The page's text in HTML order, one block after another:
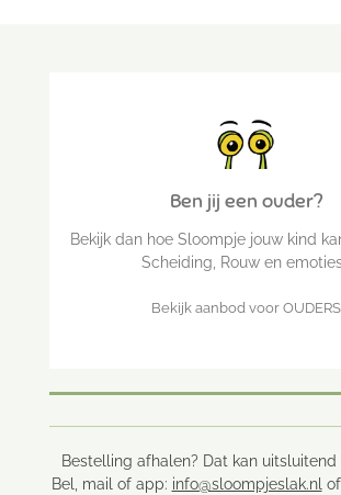
Ben jij een ouder?
Bekijk dan hoe Sloompje jouw kind
Scheiding, Rouw en
Bekijk aanbod voor OUDERS
Bestelling afhalen? Dat kan uitsluitend
Bel, mail of app: info@sloompjeslak.nlof